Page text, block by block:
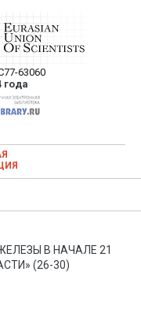
Ученых —
статей в
журнале
63060
года
научных статей в
журнале
В НАЧАЛЕ 21
(26-30)